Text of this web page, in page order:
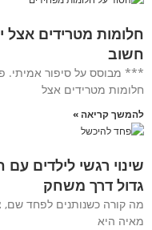
חלומות מטרידים אצל
חשוב
*** מבוסס על סיפור אמיתי.
חלומות מטרידים אצל
להמשך קריאה »
שינוי רגשי לילדים עם
גדול דרך משחק
מאיה היא